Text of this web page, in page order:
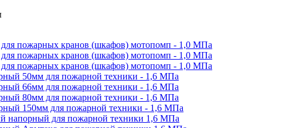
пожарных кранов (шкафов) мотопомп - 1,0 МПа
пожарных кранов (шкафов) мотопомп - 1,0 МПа
пожарных кранов (шкафов) мотопомп - 1,0 МПа
50мм для пожарной техники - 1,6 МПа
66мм для пожарной техники - 1,6 МПа
80мм для пожарной техники - 1,6 МПа
150мм для пожарной техники - 1,6 МПа
напорный для пожарной техники 1,6 МПа